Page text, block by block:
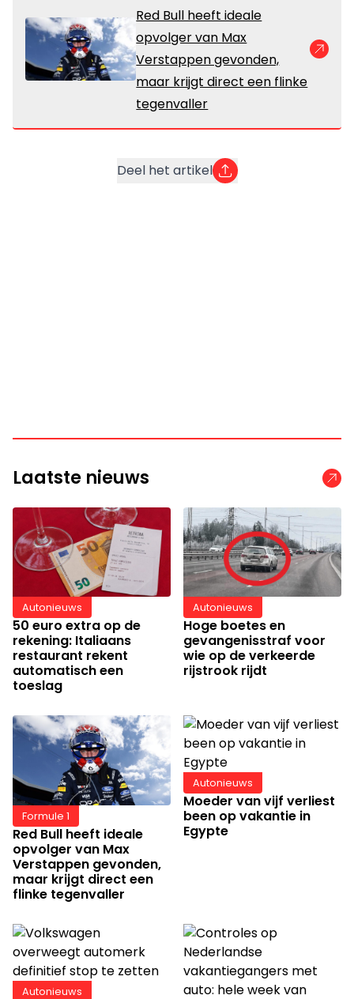
Red Bull heeft ideale
opvolger van Max
Verstappen gevonden,
maar krijgt direct een flinke
tegenvaller
Deel het artikel
Laatste nieuws
Autonieuws
50 euro extra op de
rekening: Italiaans
restaurant rekent
automatisch een
toeslag
Autonieuws
Hoge boetes en
gevangenisstraf voor
wie op de verkeerde
rijstrook rijdt
Formule 1
Red Bull heeft ideale
opvolger van Max
Verstappen gevonden,
maar krijgt direct een
flinke tegenvaller
Autonieuws
Moeder van vijf verliest
been op vakantie in
Egypte
Autonieuws